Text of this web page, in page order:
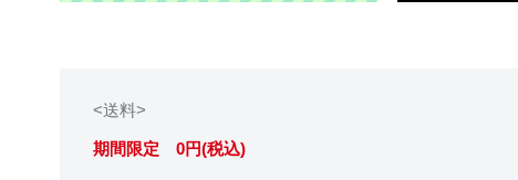
<送料>
期間限定 0円(税込)